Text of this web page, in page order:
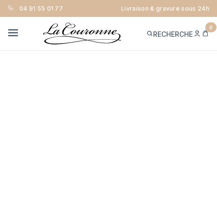
04 91 55 01 77 Livraison & gravure sous 24h
RECHERCHE
ME
0